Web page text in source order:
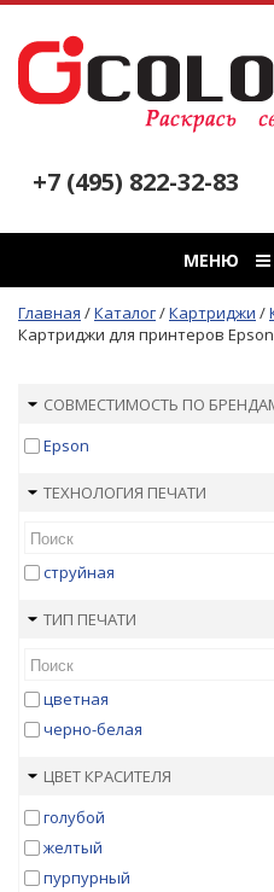
+7 (495) 822-32-83
МЕНЮ
Главная /Каталог/Картриджи /
Картриджи для принтеров Epson
СОВМЕСТИМОСТЬ ПО
Epson
ТЕХНОЛОГИЯ ПЕЧАТИ
струйная
ТИП ПЕЧАТИ
цветная
черно-белая
ЦВЕТ КРАСИТЕЛЯ
голубой
желтый
пурпурный